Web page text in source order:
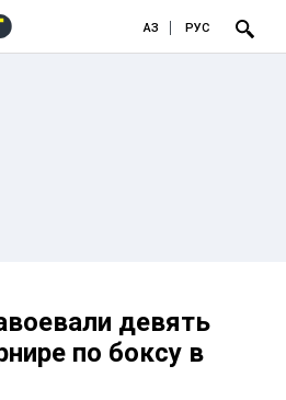
ҚАЗ РУС
девять
по боксу в